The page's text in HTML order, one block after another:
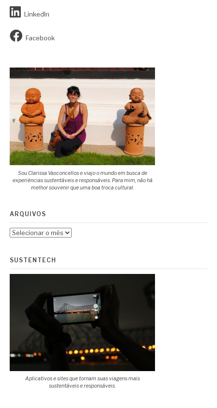
LinkedIn
Facebook
Sou Clarissa Vasconcellos e viajo o mundo em busca de
experiências sustentáveis e responsáveis. Para mim, não há
melhor souvenir que uma boa troca cultural.
ARQUIVOS
Arquivos
SUSTENTECH
Aplicativos e sites que tornam suas viagens mais
sustentáveis e responsáveis.